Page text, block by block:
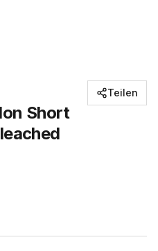
Short
Teilen